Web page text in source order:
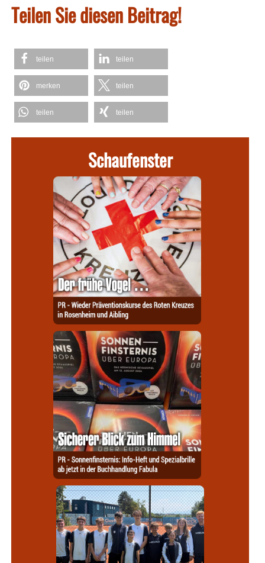
Teilen Sie diesen Beitrag!
teilen teilen
merken teilen
teilen teilen
Schaufenster